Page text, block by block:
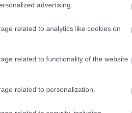
advertising.
related to analytics like cookies on
related to functionality of the website
related to personalization.